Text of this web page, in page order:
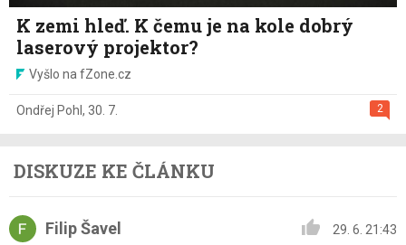
K zemi hleď. K čemu je na kole dobrý
laserový projektor?
Vyšlo na fZone.cz
2
Ondřej Pohl , 30. 7.
DISKUZE KE ČLÁNKU
Filip Šavel
29. 6. 21:43